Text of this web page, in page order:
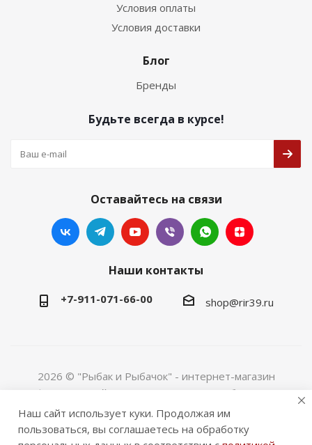
Условия оплаты
Условия доставки
Блог
Бренды
Будьте всегда в курсе!
Оставайтесь на связи
Наши контакты
+7-911-071-66-00 shop@rir39.ru
2026 © "Рыбак и Рыбачок" - интернет-магазин
Информация сайта защищена законом об авторских
правах. Индивидуальный предприниматель Рогов
Сергей Юрьевич. ИНН 390600967290. ОГРНИП
Наш сайт использует куки. Продолжая им
пользоваться, вы соглашаетесь на обработку